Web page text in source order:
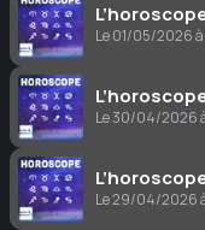
Le 01/05/2026
Le 30/04/2026
Le 29/04/2026